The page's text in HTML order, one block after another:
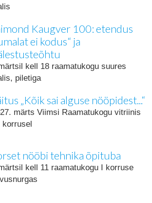
Kaugver 100: etendus
ei kodus“ ja
kell 18 raamatukogu suures
piletiga
„Kõik sai alguse nööpidest...“
märts Viimsi Raamatukogu vitriinis
korrusel
nööbi tehnika õpituba
kell 11 raamatukogu I korruse